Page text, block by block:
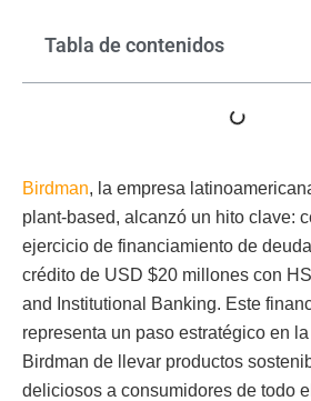
Tabla de contenidos
Birdman, la empresa
plant-based, alcanzó un hito clave:
ejercicio de financiamiento de
crédito de USD $20 millones con
and Institutional Banking. Este
representa un paso estratégico en
Birdman de llevar productos
deliciosos a consumidores de todo